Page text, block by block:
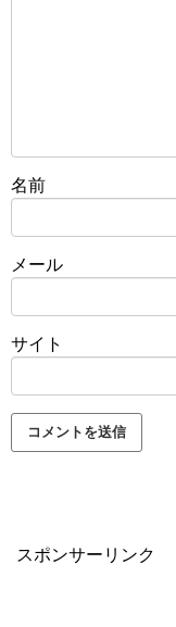
名前
メール
サイト
スポンサーリンク